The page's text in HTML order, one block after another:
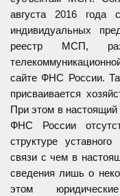
августа 2016 года
индивидуальных
реестр МСП,
сайте ФНС России.
присваивается
При этом в
ФНС России
структуре
связи с чем в
сведения лишь о
этом